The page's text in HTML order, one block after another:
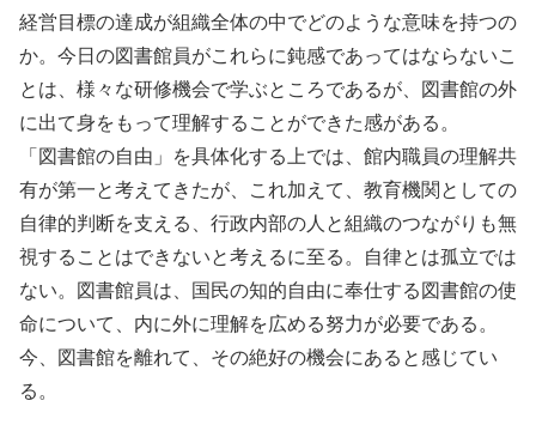
経営目標の達成が組織全体の中でどのような意味を持つの
か。今日の図書館員がこれらに鈍感であってはならないこ
とは、様々な研修機会で学ぶところであるが、図書館の外
に出て身をもって理解することができた感がある。
「図書館の自由」を具体化する上では、館内職員の理解共
有が第一と考えてきたが、これ加えて、教育機関としての
自律的判断を支える、行政内部の人と組織のつながりも無
視することはできないと考えるに至る。自律とは孤立では
ない。図書館員は、国民の知的自由に奉仕する図書館の使
命について、内に外に理解を広める努力が必要である。
今、図書館を離れて、その絶好の機会にあると感じてい
る。